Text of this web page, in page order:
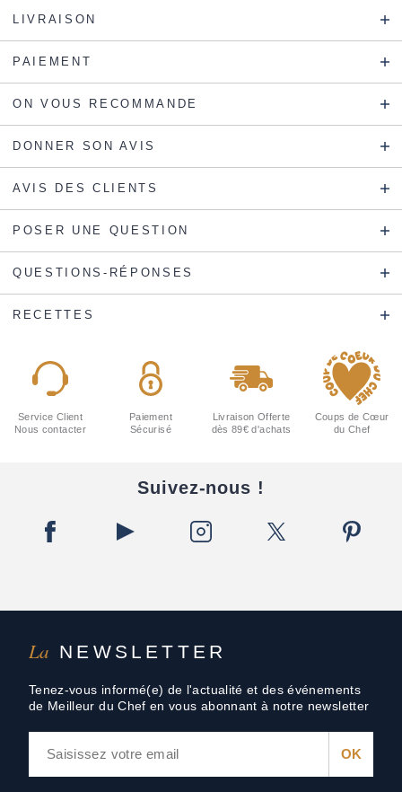
LIVRAISON
PAIEMENT
ON VOUS RECOMMANDE
DONNER SON AVIS
AVIS DES CLIENTS
POSER UNE QUESTION
QUESTIONS-RÉPONSES
RECETTES
La NEWSLETTER
Tenez-vous informé(e) de l'actualité et des événements
de Meilleur du Chef en vous abonnant à notre newsletter
Service Client
Nous contacter
Paiement
Sécurisé
Livraison Offerte
dès 89€ d'achats
Coups de Cœur
du Chef
Suivez-nous !